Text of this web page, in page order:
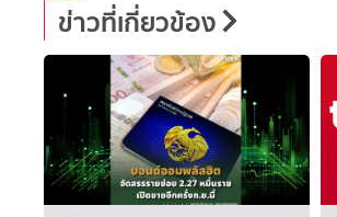
ข่าวที่เกี่ยวข้อง